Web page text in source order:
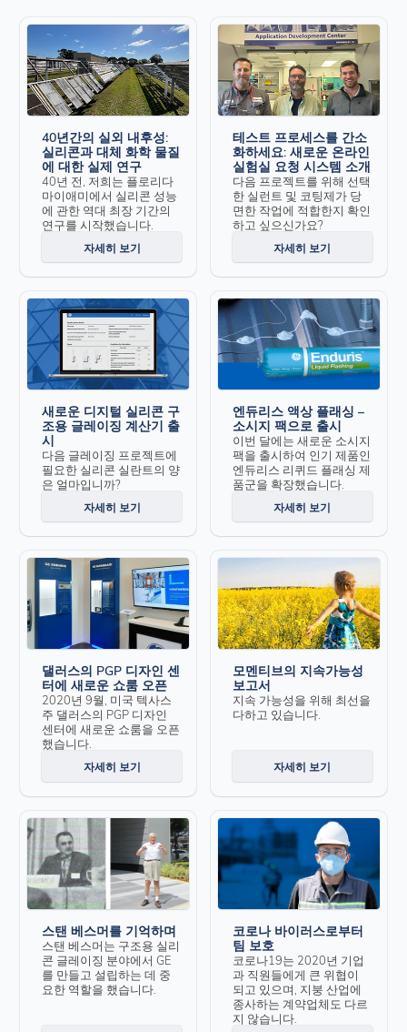
40년간의 실외 내후성:
실리콘과 대체 화학 물질
에 대한 실제 연구
40년 전, 저희는 플로리다
마이애미에서 실리콘 성능
에 관한 역대 최장 기간의
연구를 시작했습니다.
자세히 보기
테스트 프로세스를 간소
화하세요: 새로운 온라인
실험실 요청 시스템 소개
다음 프로젝트를 위해 선택
한 실런트 및 코팅제가 당
면한 작업에 적합한지 확인
하고 싶으신가요?
자세히 보기
새로운 디지털 실리콘 구
조용 글레이징 계산기 출
시
다음 글레이징 프로젝트에
필요한 실리콘 실란트의 양
은 얼마입니까?
자세히 보기
엔듀리스 액상 플래싱 –
소시지 팩으로 출시
이번 달에는 새로운 소시지
팩을 출시하여 인기 제품인
엔듀리스 리퀴드 플래싱 제
품군을 확장했습니다.
자세히 보기
댈러스의 PGP 디자인 센
터에 새로운 쇼룸 오픈
2020년 9월, 미국 텍사스
주 댈러스의 PGP 디자인
센터에 새로운 쇼룸을 오픈
했습니다.
자세히 보기
모멘티브의 지속가능성
보고서
지속 가능성을 위해 최선을
다하고 있습니다.
자세히 보기
스탠 베스머를 기억하며
스탠 베스머는 구조용 실리
콘 글레이징 분야에서 GE
를 만들고 설립하는 데 중
요한 역할을 했습니다.
코로나 바이러스로부터
팀 보호
코로나19는 2020년 기업
과 직원들에게 큰 위협이
되고 있으며, 지붕 산업에
종사하는 계약업체도 다르
지 않습니다.